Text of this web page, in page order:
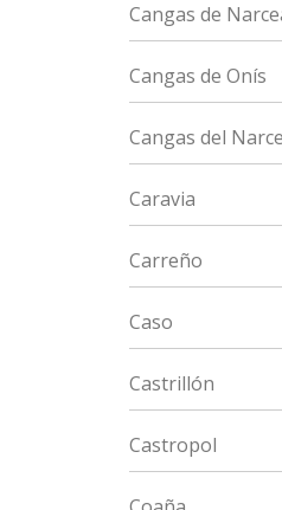
Cangas de
Cangas de Onís
Cangas del
Caravia
Carreño
Caso
Castrillón
Castropol